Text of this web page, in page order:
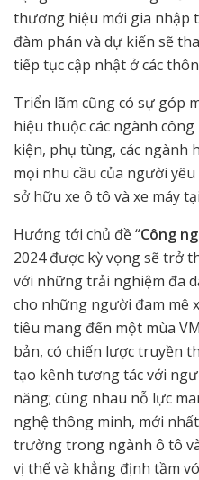
thương hiệu mới gia nhập
đàm phán và dự kiến sẽ
tiếp tục cập nhật ở các
Triển lãm cũng có sự góp
hiệu thuộc các ngành
kiện, phụ tùng, các ngành
mọi nhu cầu của người
sở hữu xe ô tô và xe máy
Hướng tới chủ đề “Công
2024 được kỳ vọng sẽ trở
với những trải nghiệm đa
cho những người đam mê
tiêu mang đến một mùa
bản, có chiến lược truyền
tạo kênh tương tác với
năng; cùng nhau nỗ lực
nghệ thông minh, mới
trường trong ngành ô tô
vị thế và khẳng định tầm